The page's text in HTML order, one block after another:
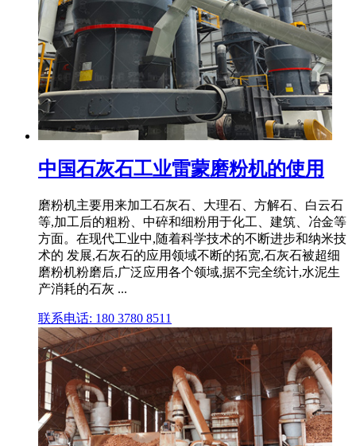
中国石灰石工业雷蒙磨粉机的使用
磨粉机主要用来加工石灰石、大理石、方解石、白云石
等,加工后的粗粉、中碎和细粉用于化工、建筑、冶金等
方面。在现代工业中,随着科学技术的不断进步和纳米技
术的 发展,石灰石的应用领域不断的拓宽,石灰石被超细
磨粉机粉磨后,广泛应用各个领域,据不完全统计,水泥生
产消耗的石灰 ...
联系电话: 180 3780 8511